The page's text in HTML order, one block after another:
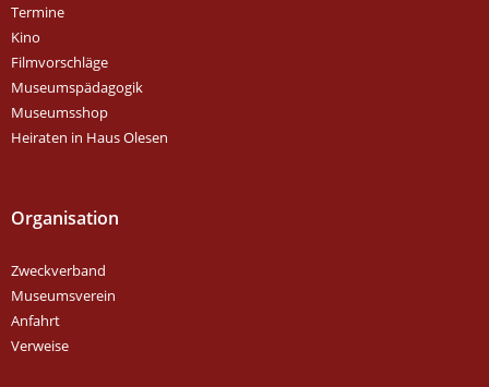
Termine
Kino
Filmvorschläge
Museumspädagogik
Museumsshop
Heiraten in Haus Olesen
Organisation
Zweckverband
Museumsverein
Anfahrt
Verweise